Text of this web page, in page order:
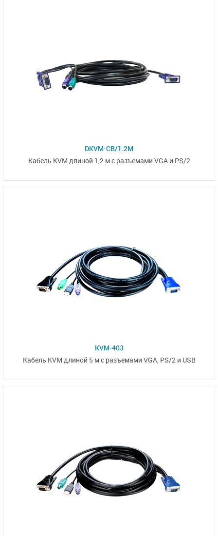
DKVM-CB/1.2M
Кабель KVM длиной 1,2 м с разъемами VGA и PS/2
KVM-403
Кабель KVM длиной 5 м с разъемами VGA, PS/2 и USB